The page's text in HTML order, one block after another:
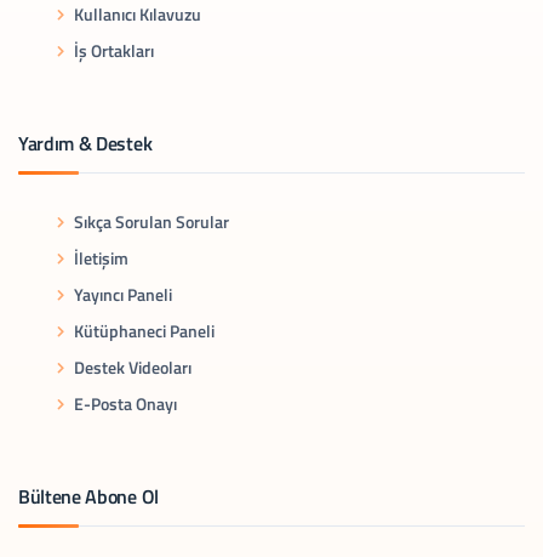
Kullanıcı Kılavuzu
İş Ortakları
Yardım & Destek
Sıkça Sorulan Sorular
İletişim
Yayıncı Paneli
Kütüphaneci Paneli
Destek Videoları
E-Posta Onayı
Bültene Abone Ol